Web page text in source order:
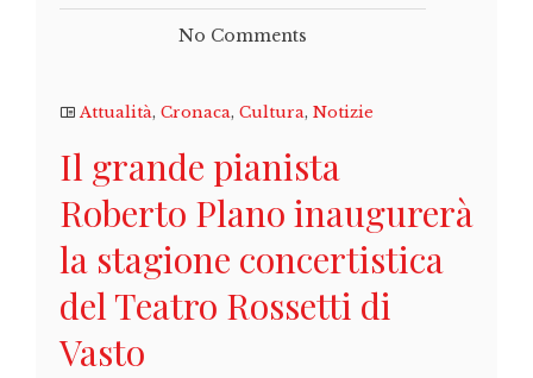
No Comments
Attualità, Cronaca, Cultura, Notizie
Il grande pianista
Roberto Plano inaugurerà
la stagione concertistica
del Teatro Rossetti di
Vasto